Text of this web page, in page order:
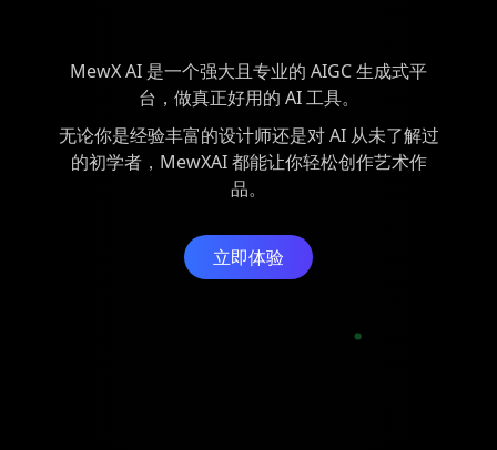
MewX AI 是一个强大且专业的 AIGC 生成式平
台，做真正好用的 AI 工具。
无论你是经验丰富的设计师还是对 AI 从未了解过
的初学者，MewXAI 都能让你轻松创作艺术作
品。
立即体验